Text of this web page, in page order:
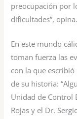
preocupación por
dificultades”, opina.
En este mundo
toman fuerza las
con la que
de su historia:
Unidad de Control
Rojas y el Dr.